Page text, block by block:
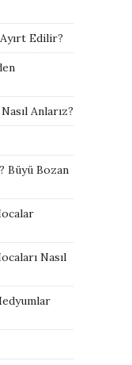
Edilir?
Anlarız?
Büyü Bozan
Nasıl